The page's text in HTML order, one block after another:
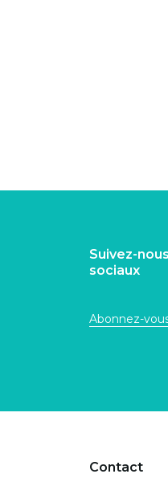
Suivez-
sociaux
Abonnez-
Contact